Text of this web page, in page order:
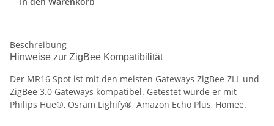
Beschreibung
Hinweise zur ZigBee Kompatibilität
Der MR16 Spot ist mit den meisten Gateways ZigBee ZLL und
ZigBee 3.0 Gateways kompatibel. Getestet wurde er mit
Philips Hue®, Osram Lighify®, Amazon Echo Plus, Homee.